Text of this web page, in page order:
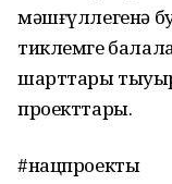
мәшғүллегенә
тиклемге
шарттары
проекттары.
#нацпроекты